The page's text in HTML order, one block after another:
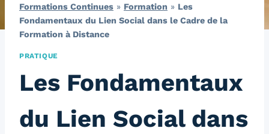
Formations Continues » Formation » Les
Fondamentaux du Lien Social dans le Cadre de la
Formation à Distance
PRATIQUE
Les Fondamentaux
du Lien Social dans